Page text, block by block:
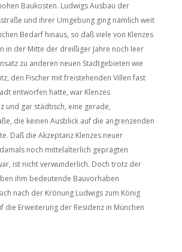
Baukosten. Ludwigs Ausbau der
und ihrer Umgebung ging nämlich weit
Bedarf hinaus, so daß viele von Klenzes
in der Mitte der dreißiger Jahre noch leer
zu anderen neuen Stadtgebieten wie
den Fischer mit freistehenden Villen fast
entworfen hatte, war Klenzes
und gar städtisch, eine gerade,
die keinen Ausblick auf die angrenzenden
Daß die Akzeptanz Klenzes neuer
noch mittelalterlich geprägten
ist nicht verwunderlich. Doch trotz der
ihm bedeutende Bauvorhaben
nach der Krönung Ludwigs zum König
die Erweiterung der Residenz in München